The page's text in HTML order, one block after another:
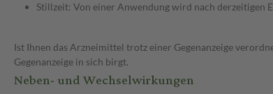
Stillzeit: Von einer Anwendung wird nach derzeitigen
Ist Ihnen das Arzneimittel trotz einer Gegenanzeige
Gegenanzeige in sich birgt.
Neben- und Wechselwirkungen